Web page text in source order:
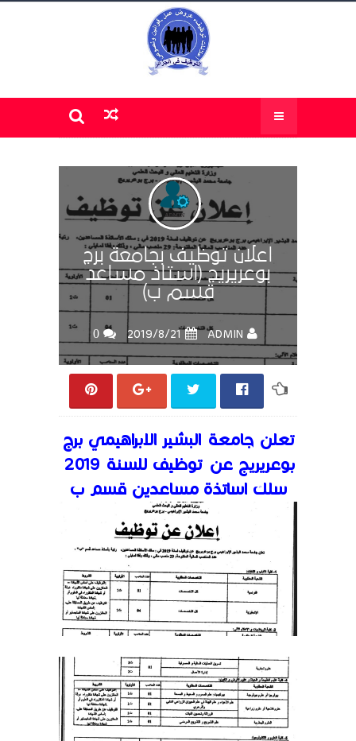
اعلان توظيف بجامعة برج
بوعريريج (استاذ مساعد
قسم ب)
ADMIN
21‏/8‏/2019
0
تعلن جامعة البشير الابراهيمي برج
سلك اساتذة مساعدين قسم ب